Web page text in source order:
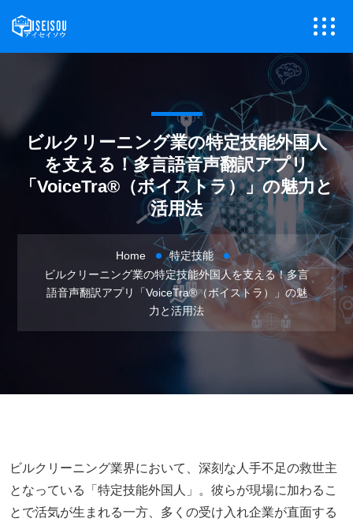
ビルクリーニング業の特定技能外国人
を支える！多言語音声翻訳アプリ
「VoiceTra®（ボイストラ）」の魅力と
活用法
Home
特定技能
ビルクリーニング業の特定技能外国人を支える！多言
語音声翻訳アプリ「VoiceTra®（ボイストラ）」の魅
力と活用法
ビルクリーニング業界において、深刻な人手不足の救世主
となっている「特定技能外国人」。彼らが現場に加わるこ
とで活気が生まれる一方、多くの受け入れ企業が直面する